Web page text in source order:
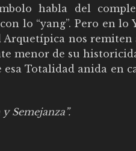
habla del
lo “yang”. Pero en lo
Arquetípica nos
menor de su
Totalidad anida en
Semejanza”.